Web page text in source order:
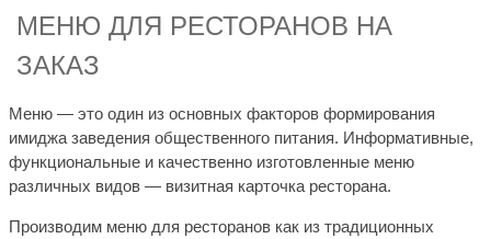
МЕНЮ ДЛЯ РЕСТОРАНОВ НА
ЗАКАЗ
Меню — это один из основных факторов формирования
имиджа заведения общественного питания. Информативные,
функциональные и качественно изготовленные меню
различных видов — визитная карточка ресторана.
Производим меню для ресторанов как из традиционных